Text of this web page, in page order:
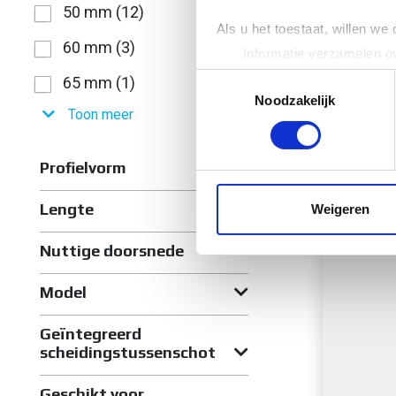
Als u het toestaat, willen we
Informatie verzamelen
Uw apparaat
Lees meer over hoe uw
toestemming op elk
websiteverkeer te
media, adverteren en
Noodzakelijk
Weigeren
50 mm (12)
60 mm (3)
65 mm (1)
Toon meer
Profielvorm
Lengte
Nuttige doorsnede
Model
Geïntegreerd
scheidingstussenschot